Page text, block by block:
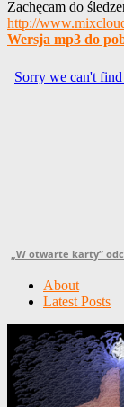
Zachęcam do
http://
Wersja mp3 do
„W otwarte karty”
About
Latest Posts